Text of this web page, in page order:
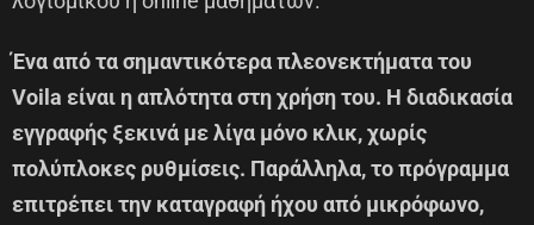
Ένα από τα σημαντικότερα πλεονεκτήματα του
Voila είναι η απλότητα στη χρήση του. Η διαδικασία
εγγραφής ξεκινά με λίγα μόνο κλικ, χωρίς
πολύπλοκες ρυθμίσεις. Παράλληλα, το πρόγραμμα
επιτρέπει την καταγραφή ήχου από μικρόφωνο,